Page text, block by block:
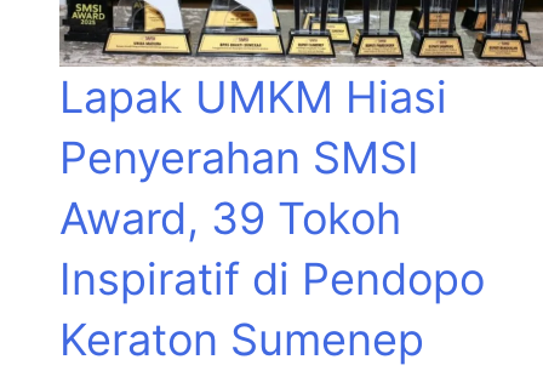
Lapak UMKM Hiasi
Penyerahan SMSI
Award, 39 Tokoh
Inspiratif di Pendopo
Keraton Sumenep